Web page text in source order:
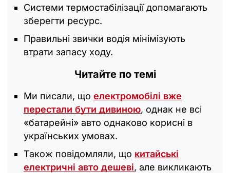
Системи термостабілізації допомагають
зберегти ресурс.
Правильні звички водія мінімізують
втрати запасу ходу.
Читайте по темі
Ми писали, що електромобілі вже
перестали бути дивиною, однак не всі
«батарейні» авто однаково корисні в
українських умовах.
Також повідомляли, що китайські
електричні авто дешеві, але викликають